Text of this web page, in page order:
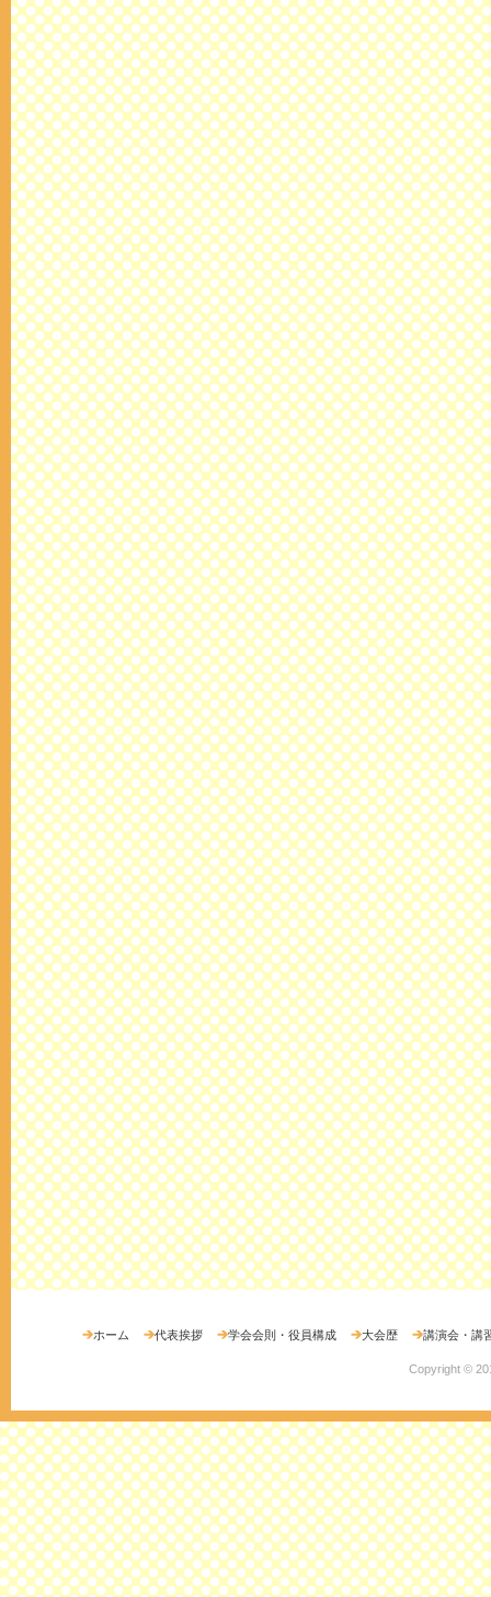
ホーム 代表挨拶 学会会則・役員構成 大会歴 講演会・講
Copyright ©